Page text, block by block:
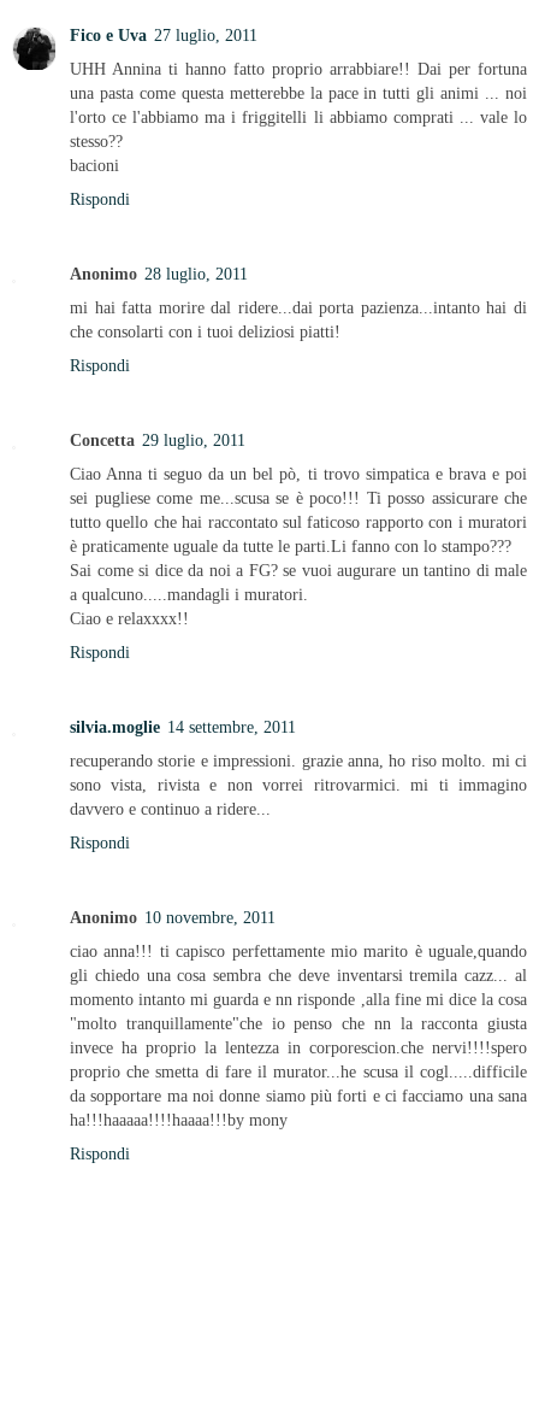
Fico e Uva 27 luglio, 2011
UHH Annina ti hanno fatto proprio arrabbiare!! Dai per fortuna
una pasta come questa metterebbe la pace in tutti gli animi ... noi
l'orto ce l'abbiamo ma i friggitelli li abbiamo comprati ... vale lo
stesso??
bacioni
Rispondi
Anonimo 28 luglio, 2011
mi hai fatta morire dal ridere...dai porta pazienza...intanto hai di
che consolarti con i tuoi deliziosi piatti!
Rispondi
Concetta 29 luglio, 2011
Ciao Anna ti seguo da un bel pò, ti trovo simpatica e brava e poi
sei pugliese come me...scusa se è poco!!! Ti posso assicurare che
tutto quello che hai raccontato sul faticoso rapporto con i muratori
è praticamente uguale da tutte le parti.Li fanno con lo stampo???
Sai come si dice da noi a FG? se vuoi augurare un tantino di male
a qualcuno.....mandagli i muratori.
Ciao e relaxxxx!!
Rispondi
silvia.moglie 14 settembre, 2011
recuperando storie e impressioni. grazie anna, ho riso molto. mi ci
sono vista, rivista e non vorrei ritrovarmici. mi ti immagino
davvero e continuo a ridere...
Rispondi
Anonimo 10 novembre, 2011
ciao anna!!! ti capisco perfettamente mio marito è uguale,quando
gli chiedo una cosa sembra che deve inventarsi tremila cazz... al
momento intanto mi guarda e nn risponde ,alla fine mi dice la cosa
"molto tranquillamente"che io penso che nn la racconta giusta
invece ha proprio la lentezza in corporescion.che nervi!!!!spero
proprio che smetta di fare il murator...he scusa il cogl.....difficile
da sopportare ma noi donne siamo più forti e ci facciamo una sana
ha!!!haaaaa!!!!haaaa!!!by mony
Rispondi